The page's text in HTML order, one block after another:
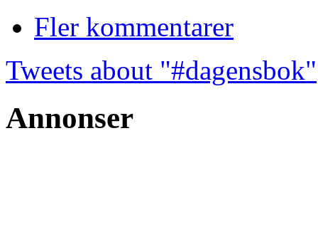
Fler kommentarer
Tweets about "#dagensbok"
Annonser